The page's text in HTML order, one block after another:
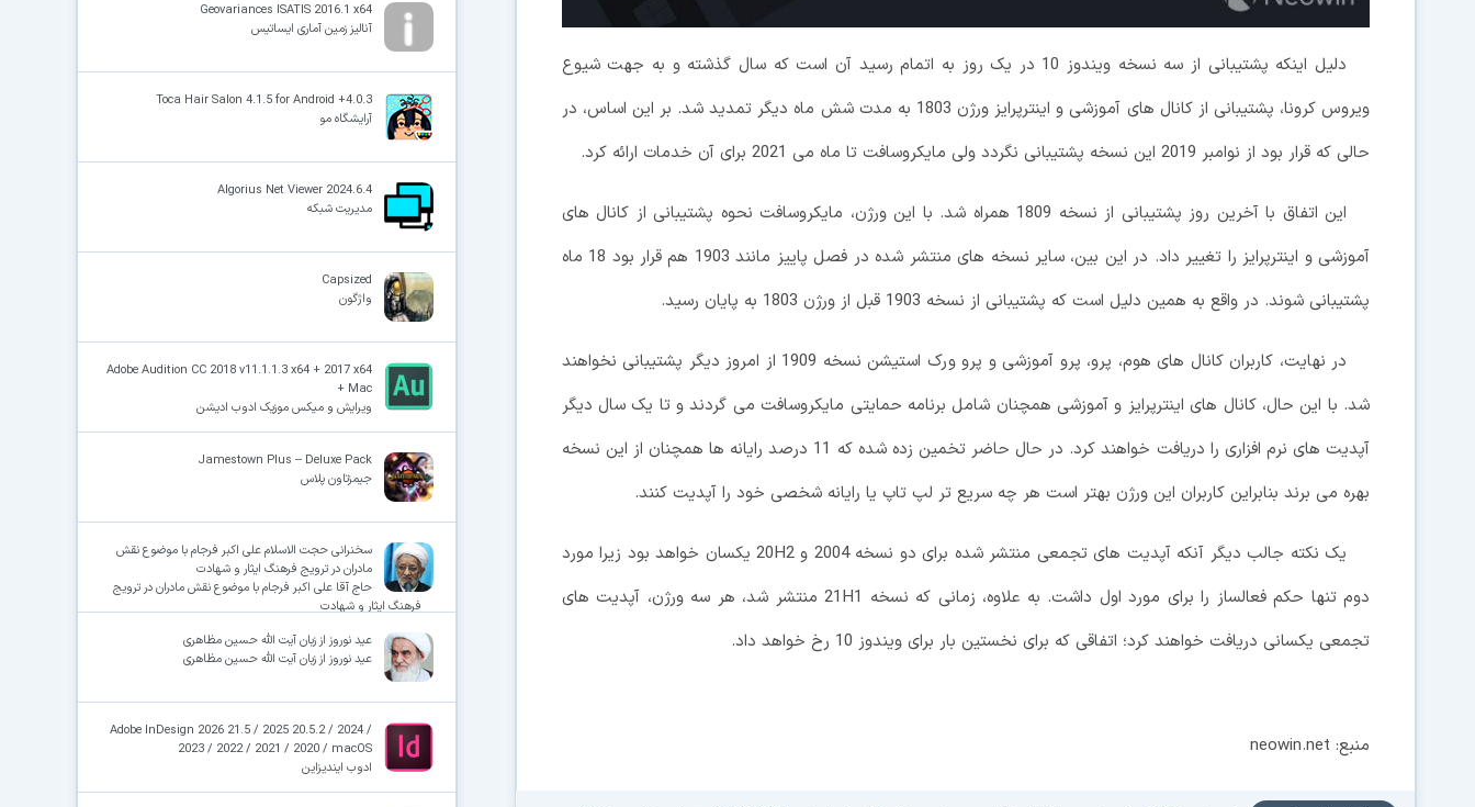
دلیل اینکه پشتیبانی از سه نسخه ویندوز 10 در یک روز به اتمام رسید آن است که سال گذشته و به جهت شیوع
ویروس کرونا، پشتیبانی از کانال های آموزشی و اینترپرایز ورژن 1803 به مدت شش ماه دیگر تمدید شد. بر این اساس، در
حالی که قرار بود از نوامبر 2019 این نسخه پشتیبانی نگردد ولی مایکروسافت تا ماه می 2021 برای آن خدمات ارائه کرد.
این اتفاق با آخرین روز پشتیبانی از نسخه 1809 همراه شد. با این ورژن، مایکروسافت نحوه پشتیبانی از کانال های
آموزشی و اینترپرایز را تغییر داد. در این بین، سایر نسخه های منتشر شده در فصل پاییز مانند 1903 هم قرار بود 18 ماه
پشتیبانی شوند. در واقع به همین دلیل است که پشتیبانی از نسخه 1903 قبل از ورژن 1803 به پایان رسید.
در نهایت، کاربران کانال های هوم، پرو، پرو آموزشی و پرو ورک استیشن نسخه 1909 از امروز دیگر پشتیبانی نخواهند
شد. با این حال، کانال های اینترپرایز و آموزشی همچنان شامل برنامه حمایتی مایکروسافت می گردند و تا یک سال دیگر
آپدیت های نرم افزاری را دریافت خواهند کرد. در حال حاضر تخمین زده شده که 11 درصد رایانه ها همچنان از این نسخه
بهره می برند بنابراین کاربران این ورژن بهتر است هر چه سریع تر لپ تاپ یا رایانه شخصی خود را آپدیت کنند.
یک نکته جالب دیگر آنکه آپدیت های تجمعی منتشر شده برای دو نسخه 2004 و 20H2 یکسان خواهد بود زیرا مورد
دوم تنها حکم فعالساز را برای مورد اول داشت. به علاوه، زمانی که نسخه 21H1 منتشر شد، هر سه ورژن، آپدیت های
تجمعی یکسانی دریافت خواهند کرد؛ اتفاقی که برای نخستین بار برای ویندوز 10 رخ خواهد داد.
منبع: neowin.net
Geovariances ISATIS 2016.1 x64
آنالیز زمین آماری ایساتیس
Toca Hair Salon 4.1.5 for Android +4.0.3
آرایشگاه مو
Algorius Net Viewer 2024.6.4
مدیریت شبکه
Capsized
واژگون
Adobe Audition CC 2018 v11.1.1.3 x64 + 2017 x64
+ Mac
ویرایش و میکس موزیک ادوب ادیشن
Jamestown Plus – Deluxe Pack
جیمزتاون پلاس
سخنرانی حجت الاسلام علی اکبر فرجام با موضوع نقش
مادران در ترویج فرهنگ ایثار و شهادت
حاج آقا علی اکبر فرجام با موضوع نقش مادران در ترویج
فرهنگ ایثار و شهادت
عید نوروز از زبان آیت الله حسین مظاهری
عید نوروز از زبان آیت الله حسین مظاهری
Adobe InDesign 2026 21.5 / 2025 20.5.2 / 2024 /
2023 / 2022 / 2021 / 2020 / macOS
ادوب ایندیزاین